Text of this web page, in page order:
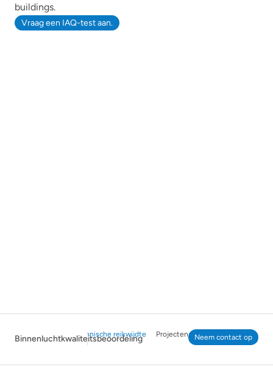
buildings.
Vraag een IAQ-test aan.
Binnenluchtkwaliteitsbeoordeling
Technische reikwijdte Projecten Neem contact op